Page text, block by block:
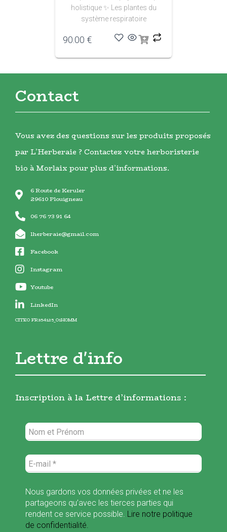
holistique ✨ Les plantes du
système respiratoire
90.00 €
Contact
Vous avez des questions sur les produits proposés
par L’Herberaie ? Contactez votre herboristerie
bio à Morlaix pour plus d’informations.
6 Route de Keruler
29610 Plouigneau
06 76 73 91 64
lherberaie@gmail.com
Facebook
Instagram
Youtube
LinkedIn
CITEO FR354125_01HOMM
Lettre d'info
Inscription à la Lettre d’informations :
Nous gardons vos données privées et ne les
partageons qu’avec les tierces parties qui
rendent ce service possible. Lire notre politique
de confidentialité.